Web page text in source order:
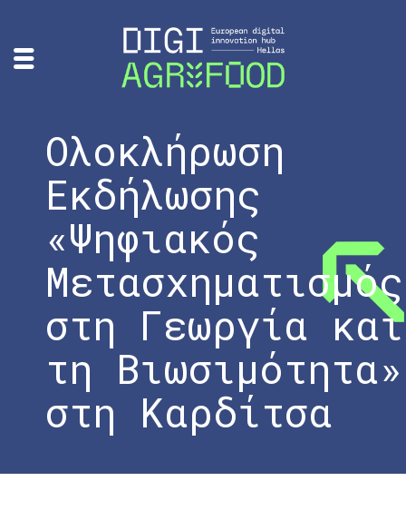
Ολοκλήρωση
Εκδήλωσης
«Ψηφιακός
Μετασχηματισμός
στη Γεωργία και
τη Βιωσιμότητα»
στη Καρδίτσα